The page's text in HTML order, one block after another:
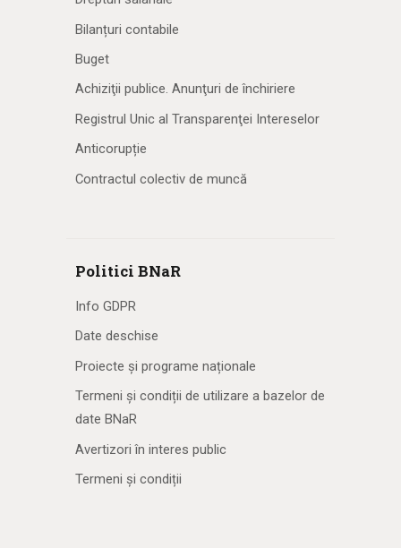
Bilanțuri contabile
Buget
Achiziţii publice. Anunţuri de închiriere
Registrul Unic al Transparenţei Intereselor
Anticorupție
Contractul colectiv de muncă
Politici BNaR
Info GDPR
Date deschise
Proiecte și programe naționale
Termeni și condiții de utilizare a bazelor de
date BNaR
Avertizori în interes public
Termeni și condiții